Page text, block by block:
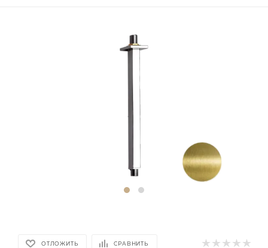
ОТЛОЖИТЬ СРАВНИТЬ